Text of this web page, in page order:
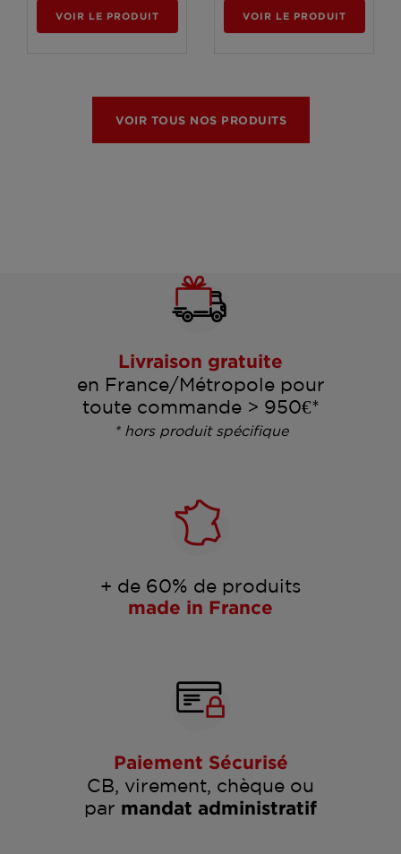
VOIR LE PRODUIT VOIR LE PRODUIT
VOIR TOUS NOS PRODUITS
Livraison gratuite
en France/Métropole pour
toute commande > 950€*
* hors produit spécifique
+ de 60% de produits
made in France
Paiement Sécurisé
CB, virement, chèque ou
par mandat administratif